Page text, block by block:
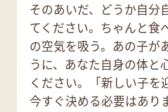
そのあいだ、どうか自分
てください。ちゃんと食
の空気を吸う。あの子が
うに、あなた自身の体と
ください。「新しい子を
今すぐ決める必要はあり